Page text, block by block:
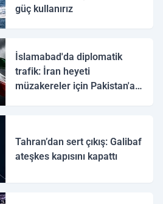
güç kullanırız
İslamabad'da diplomatik
trafik: İran heyeti
müzakereler için Pakistan'a
Tahran’dan sert çıkış: Galibaf
ateşkes kapısını kapattı